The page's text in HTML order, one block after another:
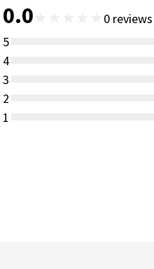
0.0 0 reviews
5
4
3
2
1